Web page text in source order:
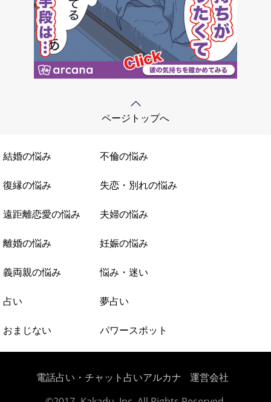
ページトップへ
結婚の悩み 不倫の悩み
復縁の悩み 失恋・別れの悩み
遠距離恋愛の悩み 夫婦の悩み
離婚の悩み 妊娠の悩み
義両親の悩み 悩み・迷い
占い 夢占い
おまじない パワースポット
電話占い・チャット占いアルカナ
運営会社